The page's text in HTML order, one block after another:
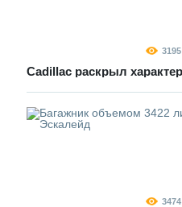
3195
Cadillac раскрыл
3474